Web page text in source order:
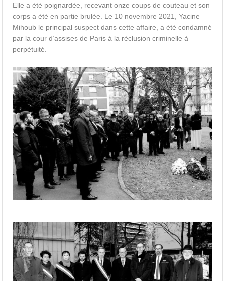
Elle a été poignardée, recevant onze coups de couteau et son
corps a été en partie brulée. Le 10 novembre 2021, Yacine
Mihoub le principal suspect dans cette affaire, a été condamné
par la cour d’assises de Paris à la réclusion criminelle à
perpétuité.